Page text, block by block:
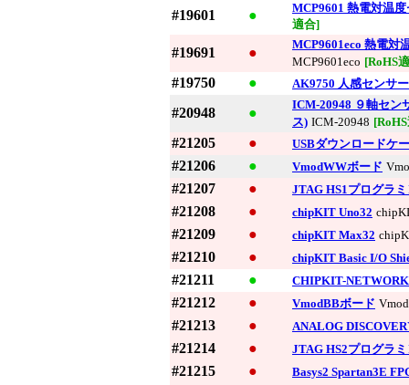
#19601 ●
MCP9601 熱電対温
適合]
#19691 ●
MCP9601eco 熱電対
MCP9601eco [RoHS
#19750 ● AK9750 人感センサ
#20948 ●
ICM-20948 ９軸セン
ス) ICM-20948
#21205 ● USBダウンロードケ
#21206 ● VmodWWボード
#21207 ● JTAG HS1プログラ
#21208 ● chipKIT Uno32
#21209 ● chipKIT Max32
#21210 ● chipKIT Basic I/O
#21211 ● CHIPKIT-
#21212 ● VmodBBボード
#21213 ● ANALOG
#21214 ● JTAG HS2プログラ
#21215 ● Basys2 Spartan3E